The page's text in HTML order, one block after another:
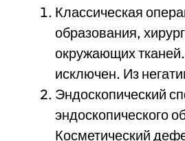
Классическая
образования,
окружающих
исключен. Из
Эндоскопический
эндоскопического
Косметический